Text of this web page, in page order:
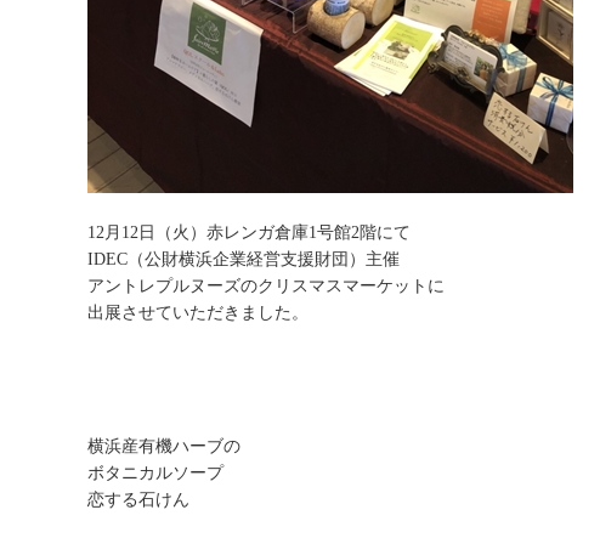
12月12日（火）赤レンガ倉庫1号館2階にて
IDEC（公財横浜企業経営支援財団）主催
アントレプルヌーズのクリスマスマーケットに
出展させていただきました。
横浜産有機ハーブの
ボタニカルソープ
恋する石けん